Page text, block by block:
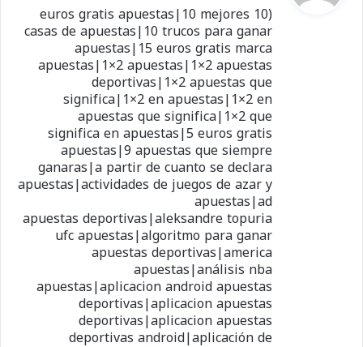
ل
(10 euros gratis apuestas|10 mejores
casas de apuestas|10 trucos para ganar
apuestas|15 euros gratis marca
apuestas|1×2 apuestas|1×2 apuestas
deportivas|1×2 apuestas que
significa|1×2 en apuestas|1×2 en
apuestas que significa|1×2 que
significa en apuestas|5 euros gratis
apuestas|9 apuestas que siempre
ganaras|a partir de cuanto se declara
apuestas|actividades de juegos de azar y
apuestas|ad
apuestas deportivas|aleksandre topuria
ufc apuestas|algoritmo para ganar
apuestas deportivas|america
apuestas|análisis nba
apuestas|aplicacion android apuestas
deportivas|aplicacion apuestas
deportivas|aplicacion apuestas
deportivas android|aplicación de